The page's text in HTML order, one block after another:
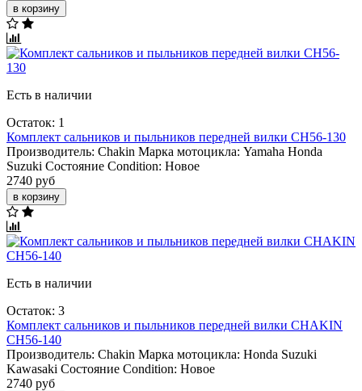
в корзину
Есть в наличии
Остаток: 1
Комплект сальников и пыльников передней вилки CH56-130
Производитель: Chakin Марка мотоцикла: Yamaha Honda
Suzuki Состояние Condition: Новое
2740 руб
в корзину
Есть в наличии
Остаток: 3
Комплект сальников и пыльников передней вилки CHAKIN
CH56-140
Производитель: Chakin Марка мотоцикла: Honda Suzuki
Kawasaki Состояние Condition: Новое
2740 руб